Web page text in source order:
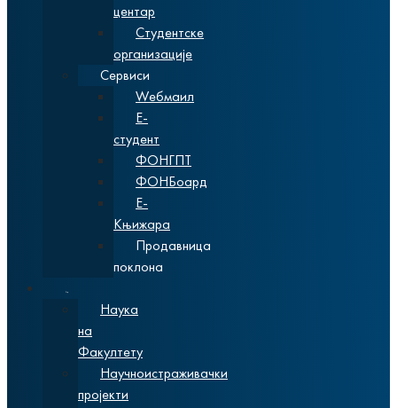
центар
Студентске
организације
Сервиси
Wебмаил
Е-
студент
ФОНГПТ
ФОНБоард
Е-
Књижара
Продавница
поклона
Наука
на
Факултету
Научноистраживачки
пројекти